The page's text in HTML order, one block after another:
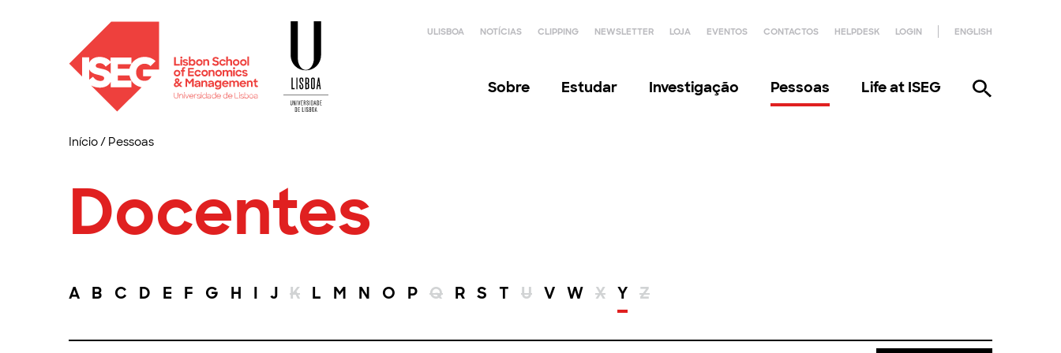
ULISBOA NOTÍCIAS CLIPPING NEWSLETTER LOJA EVENTOS CONTACTOS HELPDESK LOGIN ENGLISH
Sobre Estudar Investigação Pessoas Life at ISEG
Início/ Pessoas
Docentes
A B C D E F G H I J K L M N O P Q R S T U V W X Y Z